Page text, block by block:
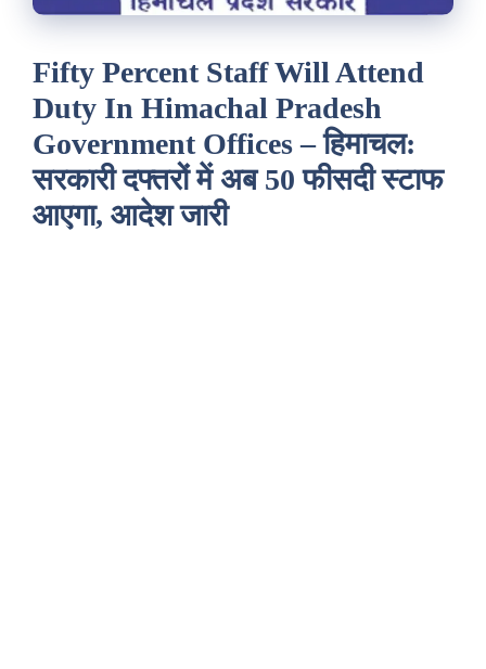
Fifty Percent Staff Will Attend
Duty In Himachal Pradesh
Government Offices – हिमाचल:
सरकारी दफ्तरों में अब 50 फीसदी स्टाफ
आएगा, आदेश जारी